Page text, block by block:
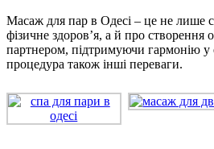
Масаж для пар в Одесі – це не лише
фізичне здоров’я, а й про створення
партнером, підтримуючи гармонію у
процедура також інші переваги.